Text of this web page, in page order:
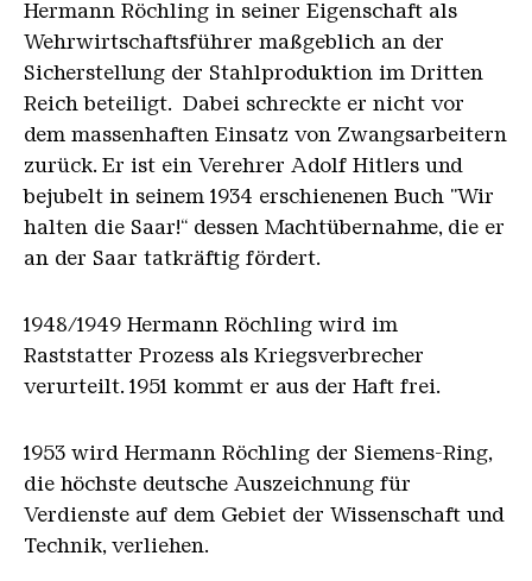
Hermann Röchling in seiner Eigenschaft als
Wehrwirtschaftsführer maßgeblich an der
Sicherstellung der Stahlproduktion im Dritten
Reich beteiligt. Dabei schreckte er nicht vor
dem massenhaften Einsatz von Zwangsarbeitern
zurück. Er ist ein Verehrer Adolf Hitlers und
bejubelt in seinem 1934 erschienenen Buch "Wir
halten die Saar!“ dessen Machtübernahme, die er
an der Saar tatkräftig fördert.
1948/1949 Hermann Röchling wird im
Raststatter Prozess als Kriegsverbrecher
verurteilt. 1951 kommt er aus der Haft frei.
1953 wird Hermann Röchling der Siemens-Ring,
die höchste deutsche Auszeichnung für
Verdienste auf dem Gebiet der Wissenschaft und
Technik, verliehen.